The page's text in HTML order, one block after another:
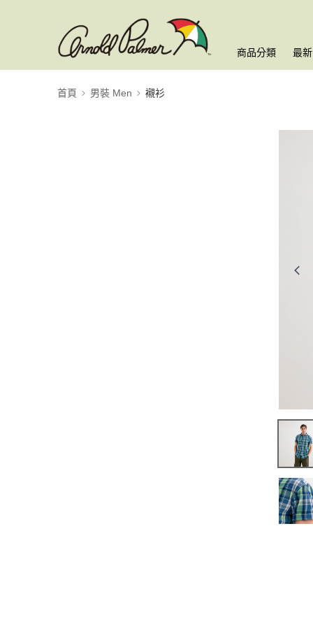
商品分類 最
首頁 男裝 Men 襯衫